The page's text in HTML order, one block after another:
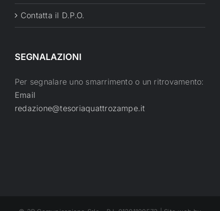
Contatta il D.P.O.
SEGNALAZIONI
Per segnalare uno smarrimento o un ritrovamento:
Email
redazione@tesoriaquattrozampe.it